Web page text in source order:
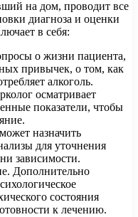
на дом, проводит все
диагноза и оценки
в себя:
о жизни пациента,
привычек, о том, как
алкоголь.
осматривает
показатели, чтобы
назначить
для уточнения
зависимости.
Дополнительно
состояния
к лечению.